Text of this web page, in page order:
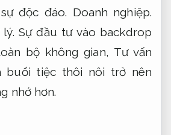
độc đáo. Doanh nghiệp.
Sự đầu tư vào backdrop
bộ không gian, Tư vấn
buổi tiệc thôi nôi trở nên
nhớ hơn.